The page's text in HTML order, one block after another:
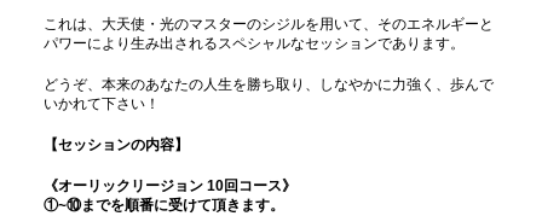
これは、大天使・光のマスターのシジルを用いて、そのエネルギーと
パワーにより生み出されるスペシャルなセッションであります。
どうぞ、本来のあなたの人生を勝ち取り、しなやかに力強く、歩んで
いかれて下さい！
【セッションの内容】
《オーリックリージョン 10回コース》
①~⑩までを順番に受けて頂きます。